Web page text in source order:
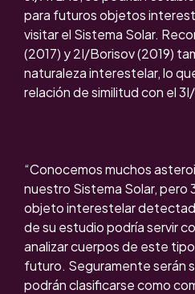
para futuros objetos
visitar el Sistema Solar.
(2017) y 2I/Borisov (2019)
naturaleza interestelar, lo
relación de similitud con el
“Conocemos muchos
nuestro Sistema Solar, pero
objeto interestelar
de su estudio podría servir
analizar cuerpos de este
futuro. Seguramente serán
podrán clasificarse como